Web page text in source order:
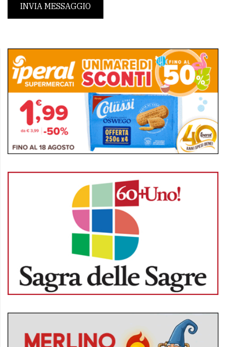
INVIA MESSAGGIO